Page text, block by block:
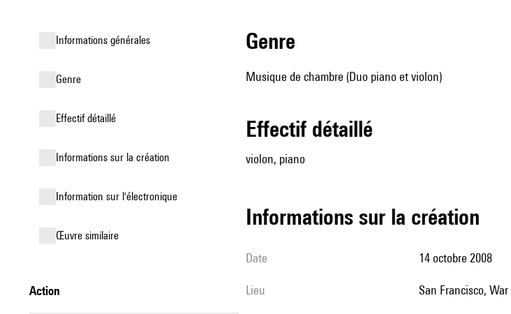
informations générales
genre
effectif détaillé
informations sur la création
Information sur l'électronique
œuvre similaire
action
genre
Musique de chambre (Duo piano et violon)
effectif détaillé
violon, piano
informations sur la création
date 14 octobre 2008
lieu San Francisco,